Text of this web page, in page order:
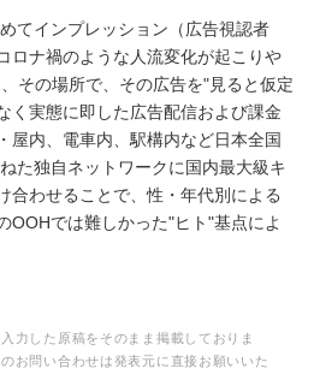
てインプレッション（広告視認者
ロナ禍のような人流変化が起こりや
その場所で、その広告を"見ると仮定
く実態に即した広告配信および課金
屋内、電車内、駅構内など日本全国
た独自ネットワークに国内最大級キ
合わせることで、性・年代別による
OOHでは難しかった"ヒト"基点によ
力した原稿をそのまま掲載しておりま
お問い合わせは発表元に直接お願いいた